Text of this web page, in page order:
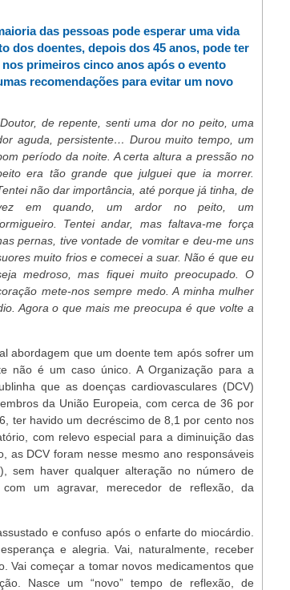
das pessoas pode esperar uma vida
dos doentes, depois dos 45 anos, pode ter
primeiros cinco anos após o evento
recomendações para evitar um novo
de repente, senti uma dor no peito, uma
aguda, persistente… Durou muito tempo, um
período da noite. A certa altura a pressão no
era tão grande que julguei que ia morrer.
não dar importância, até porque já tinha, de
em quando, um ardor no peito, um
Tentei andar, mas faltava-me força
pernas, tive vontade de vomitar e deu-me uns
muito frios e comecei a suar. Não é que eu
medroso, mas fiquei muito preocupado. O
mete-nos sempre medo. A minha mulher
Agora o que mais me preocupa é que volte a
abordagem que um doente tem após sofrer um
não é um caso único. A Organização para a
que as doenças cardiovasculares (DCV)
da União Europeia, com cerca de 36 por
ter havido um decréscimo de 8,1 por cento nos
com relevo especial para a diminuição das
as DCV foram nesse mesmo ano responsáveis
sem haver qualquer alteração no número de
um agravar, merecedor de reflexão, da
e confuso após o enfarte do miocárdio.
e alegria. Vai, naturalmente, receber
Vai começar a tomar novos medicamentos que
Nasce um “novo” tempo de reflexão, de